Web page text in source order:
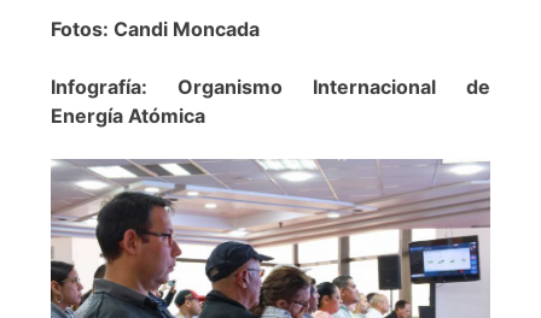
Fotos: Candi Moncada
Infografía: Organismo Internacional de
Energía Atómica